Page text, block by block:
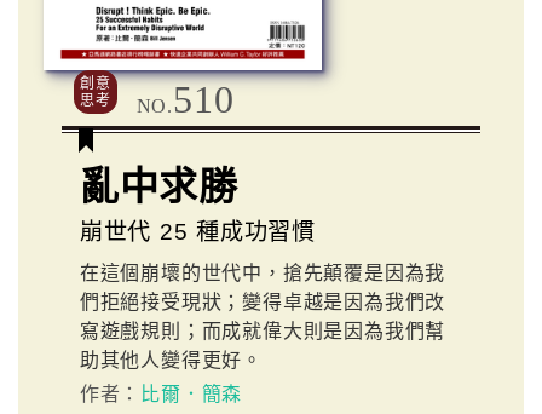
創意
思考
NO. 510
亂中求勝
崩世代 25 種成功習慣
在這個崩壞的世代中，搶先顛覆是因為我
們拒絕接受現狀；變得卓越是因為我們改
寫遊戲規則；而成就偉大則是因為我們幫
助其他人變得更好。
作者：
比爾．簡森